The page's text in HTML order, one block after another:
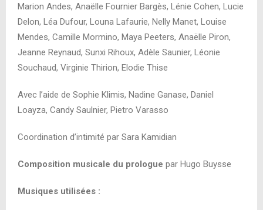
Marion Andes, Anaëlle Fournier Bargès, Lénie Cohen, Lucie
Delon, Léa Dufour, Louna Lafaurie, Nelly Manet, Louise
Mendes, Camille Mormino, Maya Peeters, Anaëlle Piron,
Jeanne Reynaud, Sunxi Rihoux, Adèle Saunier, Léonie
Souchaud, Virginie Thirion, Elodie Thise
Avec l’aide de Sophie Klimis, Nadine Ganase, Daniel
Loayza, Candy Saulnier, Pietro Varasso
Coordination d’intimité par Sara Kamidian
Composition musicale du prologue par Hugo Buysse
Musiques utilisées :